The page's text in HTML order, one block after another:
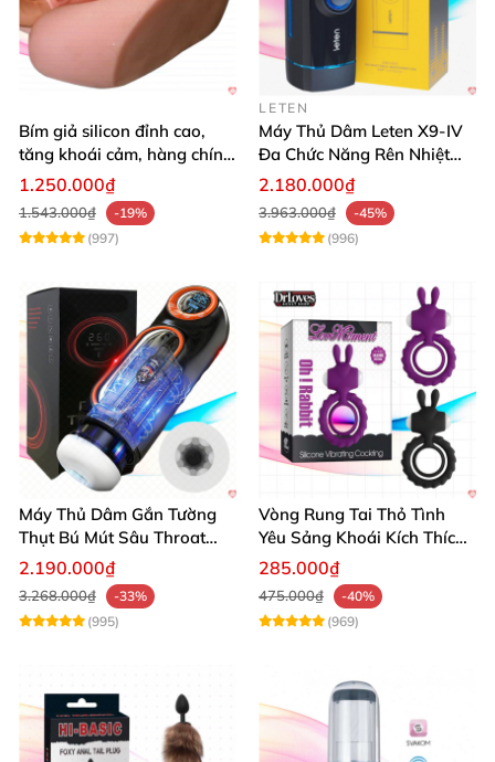
Bím giả silicon đỉnh cao,
tăng khoái cảm, hàng chính
hãng SHP1391
1.250.000₫
1.543.000₫
-19%
(997)
LETEN
Máy Thủ Dâm Leten X9-IV
Đa Chức Năng Rên Nhiệt
Bật Đỉnh
2.180.000₫
3.963.000₫
-45%
(996)
Máy Thủ Dâm Gắn Tường
Thụt Bú Mút Sâu Throat
Cao Cấp
2.190.000₫
3.268.000₫
-33%
(995)
Vòng Rung Tai Thỏ Tình
Yêu Sảng Khoái Kích Thích
Mạnh
285.000₫
475.000₫
-40%
(969)